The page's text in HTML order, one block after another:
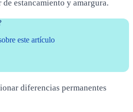
estancamiento y amargura.
este artículo
diferencias permanentes